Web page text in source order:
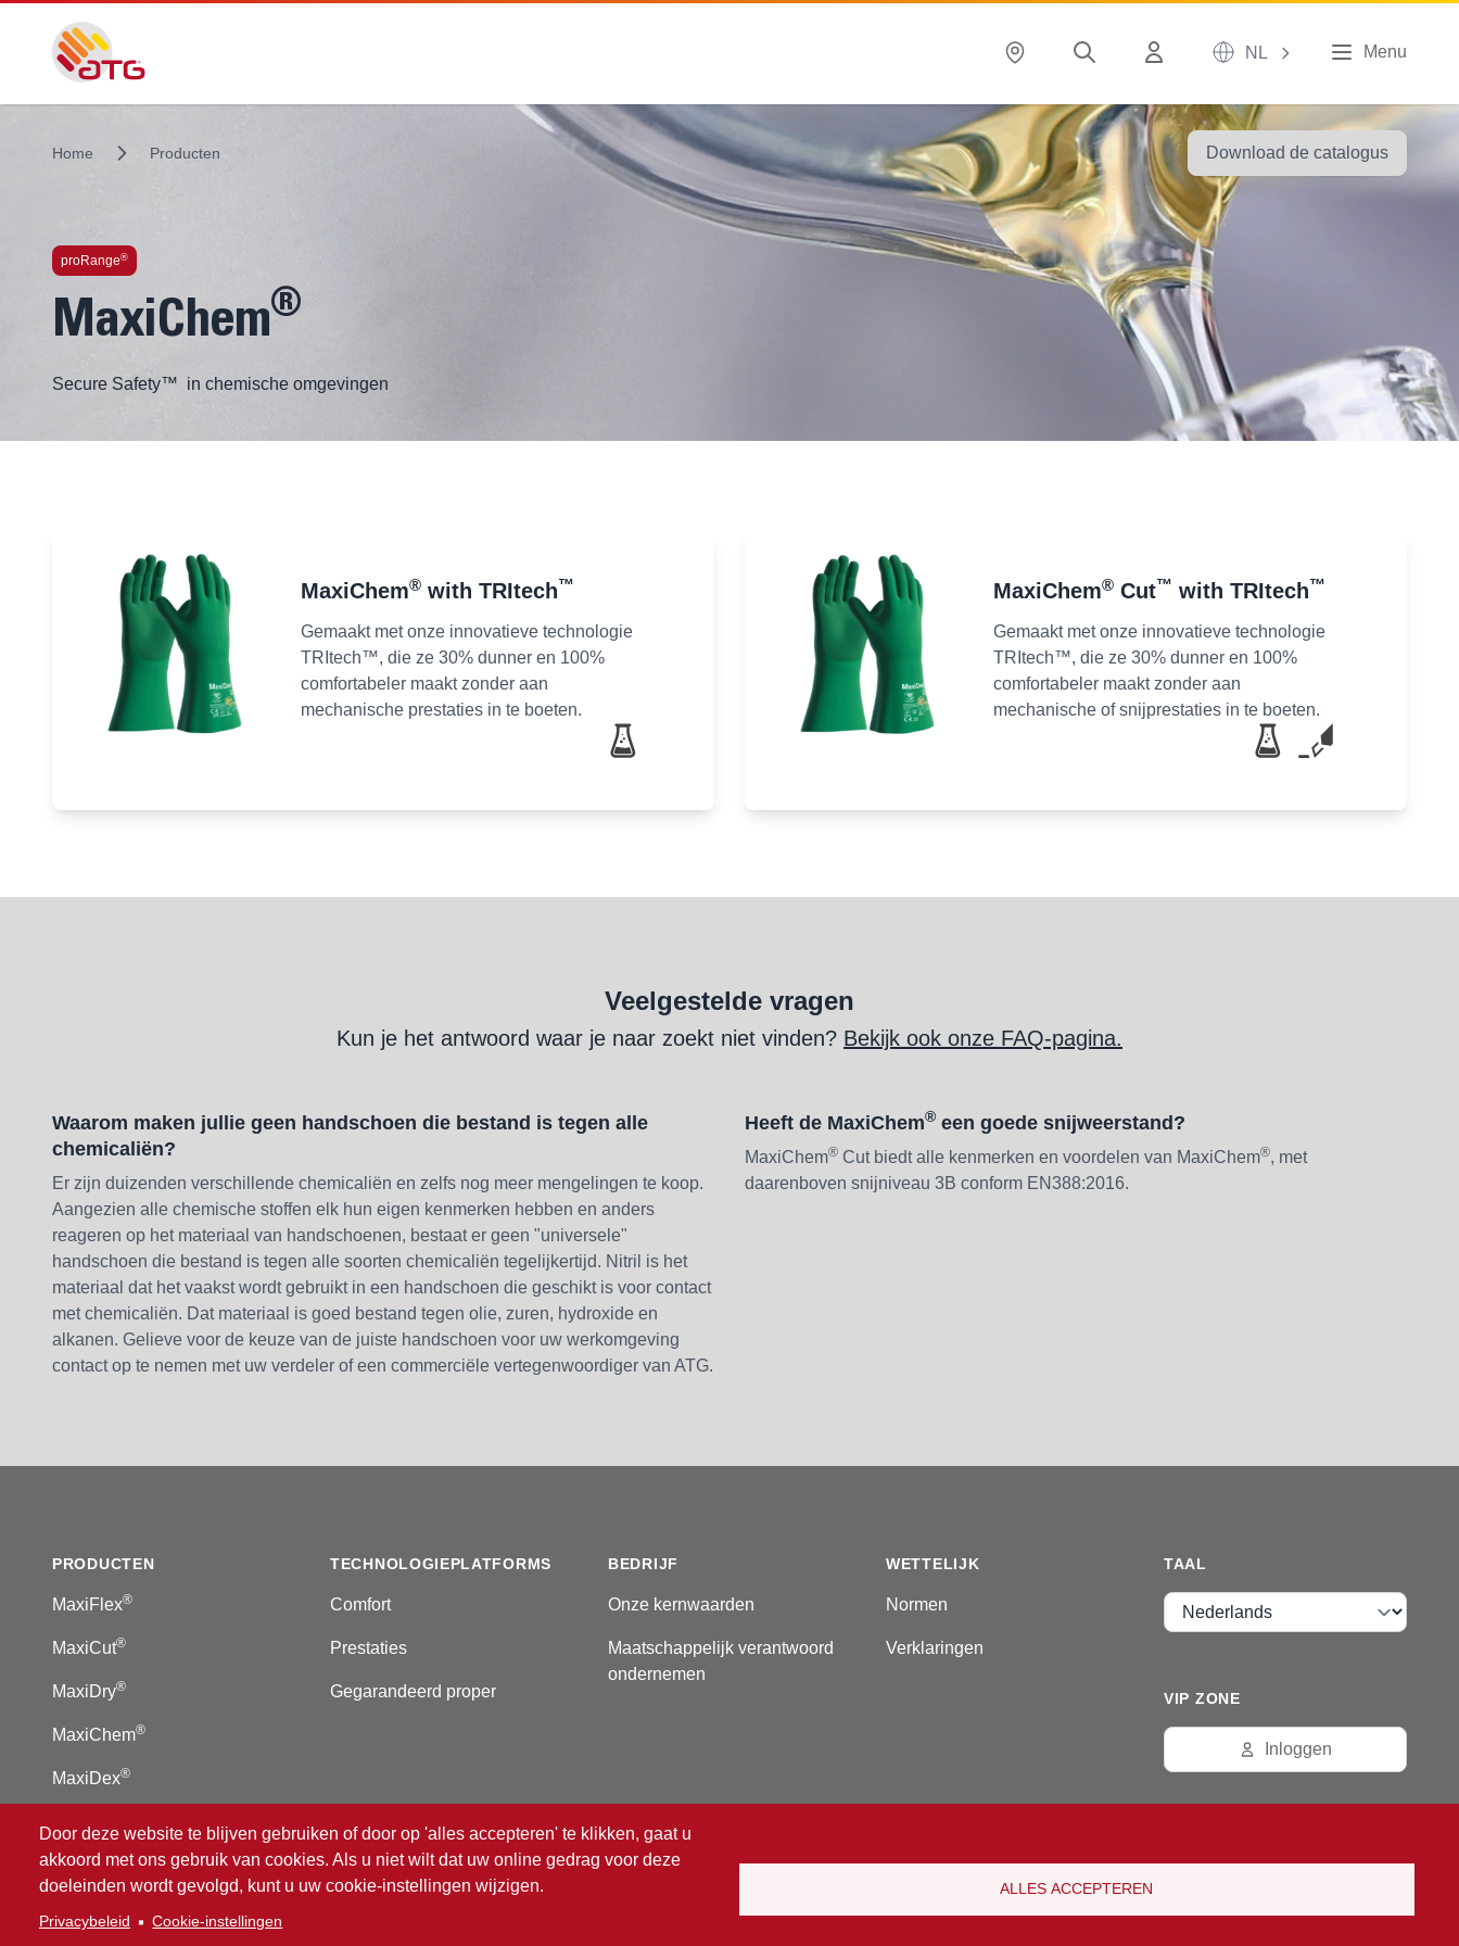
NL Menu
Home Producten Download de catalogus
proRange®
MaxiChem®
Secure Safety™ in chemische omgevingen
MaxiChem®with TRItech™
Gemaakt met onze innovatieve technologie
TRItech™, die ze 30% dunner en 100%
comfortabeler maakt zonder aan
mechanische prestaties in te boeten.
MaxiChem®Cut™ with TRItech™
Gemaakt met onze innovatieve technologie
TRItech™, die ze 30% dunner en 100%
comfortabeler maakt zonder aan
mechanische of snijprestaties in te boeten.
Veelgestelde vragen
Kun je het antwoord waar je naar zoekt niet vinden? Bekijk ook onze FAQ-pagina.
Waarom maken jullie geen handschoen die bestand is tegen alle
chemicaliën?
Er zijn duizenden verschillende chemicaliën en zelfs nog meer mengelingen te koop.
Aangezien alle chemische stoffen elk hun eigen kenmerken hebben en anders
reageren op het materiaal van handschoenen, bestaat er geen "universele"
handschoen die bestand is tegen alle soorten chemicaliën tegelijkertijd. Nitril is het
materiaal dat het vaakst wordt gebruikt in een handschoen die geschikt is voor contact
met chemicaliën. Dat materiaal is goed bestand tegen olie, zuren, hydroxide en
alkanen. Gelieve voor de keuze van de juiste handschoen voor uw werkomgeving
contact op te nemen met uw verdeler of een commerciële vertegenwoordiger van ATG.
Heeft de MaxiChem® een goede snijweerstand?
MaxiChem® Cut biedt alle kenmerken en voordelen van MaxiChem®, met
daarenboven snijniveau 3B conform EN388:2016.
PRODUCTEN
MaxiFlex®
MaxiCut®
MaxiDry®
MaxiChem®
MaxiDex®
TECHNOLOGIEPLATFORMS
Comfort
Prestaties
Gegarandeerd proper
BEDRIJF
Onze kernwaarden
Maatschappelijk verantwoord
ondernemen
WETTELIJK
Normen
Verklaringen
Door deze website te blijven gebruiken of door op 'alles accepteren' te klikken, gaat u
akkoord met ons gebruik van cookies. Als u niet wilt dat uw online gedrag voor deze
doeleinden wordt gevolgd, kunt u uw cookie-instellingen wijzigen.
Privacybeleid Cookie-instellingen
ALLES ACCEPTEREN
TAAL
Taal
VIP ZONE
Inloggen
© 2026 ATG ® Intelligent Glove Solutions. Alle rechten voorbehouden.
Disclaimer